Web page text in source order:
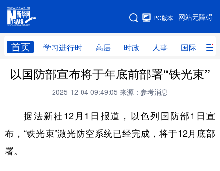
网站无障碍
PC版本
首页 学习进行时 高层 时政 人事 国际 财
网站地图
学习进行时 高层 时政 人事
财经 网评
台湾 思客智库 全球连线 教育
科技 科创 量子 体育
以国防部宣布将于年底前部署“铁光束”
2025-12-04 09:49:05 来源：参考消息
据法新社12月1日报道，以色列国防部1日宣
布，“铁光束”激光防空系统已经完成，将于12月底部
署。